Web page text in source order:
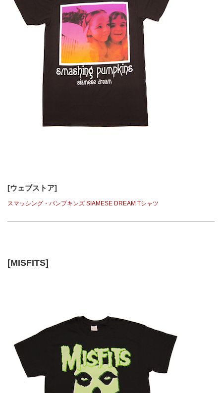
[ウェブストア]
スマッシング・パンプキンズ SIAMESE DREAM Tシャツ
[MISFITS]